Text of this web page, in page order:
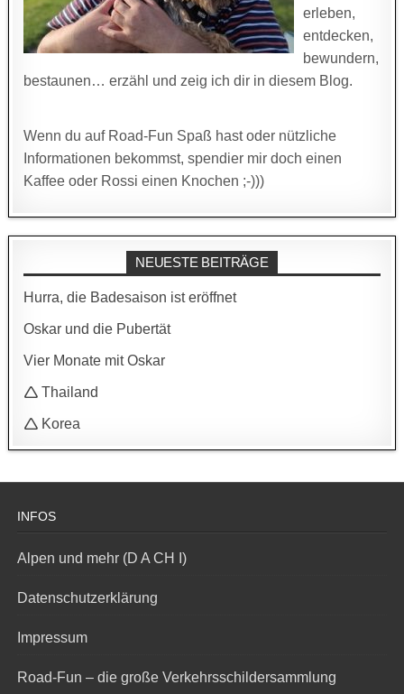
erleben,
entdecken,
bewundern,
bestaunen… erzähl und zeig ich dir in diesem Blog.
Wenn du auf Road-Fun Spaß hast oder nützliche
Informationen bekommst, spendier mir doch einen
Kaffee oder Rossi einen Knochen ;-)))
NEUESTE BEITRÄGE
Hurra, die Badesaison ist eröffnet
Oskar und die Pubertät
Vier Monate mit Oskar
🛆 Thailand
🛆 Korea
INFOS
Alpen und mehr (D A CH I)
Datenschutzerklärung
Impressum
Road-Fun – die große Verkehrsschildersammlung